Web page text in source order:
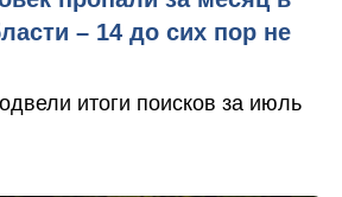
– 14 до сих пор не
итоги поисков за июль